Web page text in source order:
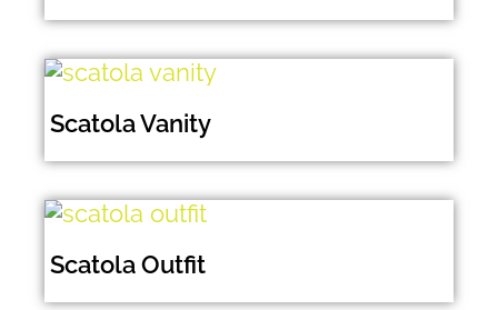
Scatola Vanity
Scatola Outfit